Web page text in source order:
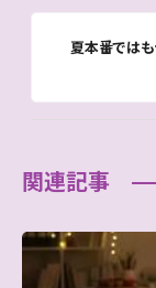
夏本番では
関連記事